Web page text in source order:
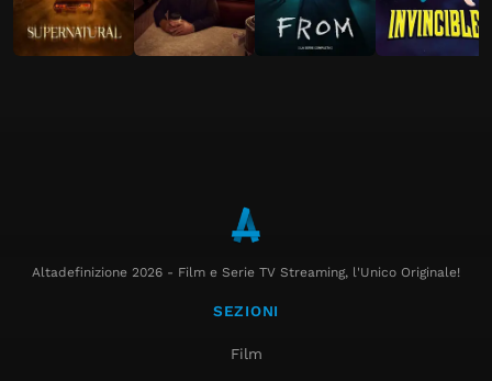
Altadefinizione 2026 - Film e Serie TV Streaming, l'Unico Originale!
SEZIONI
Film